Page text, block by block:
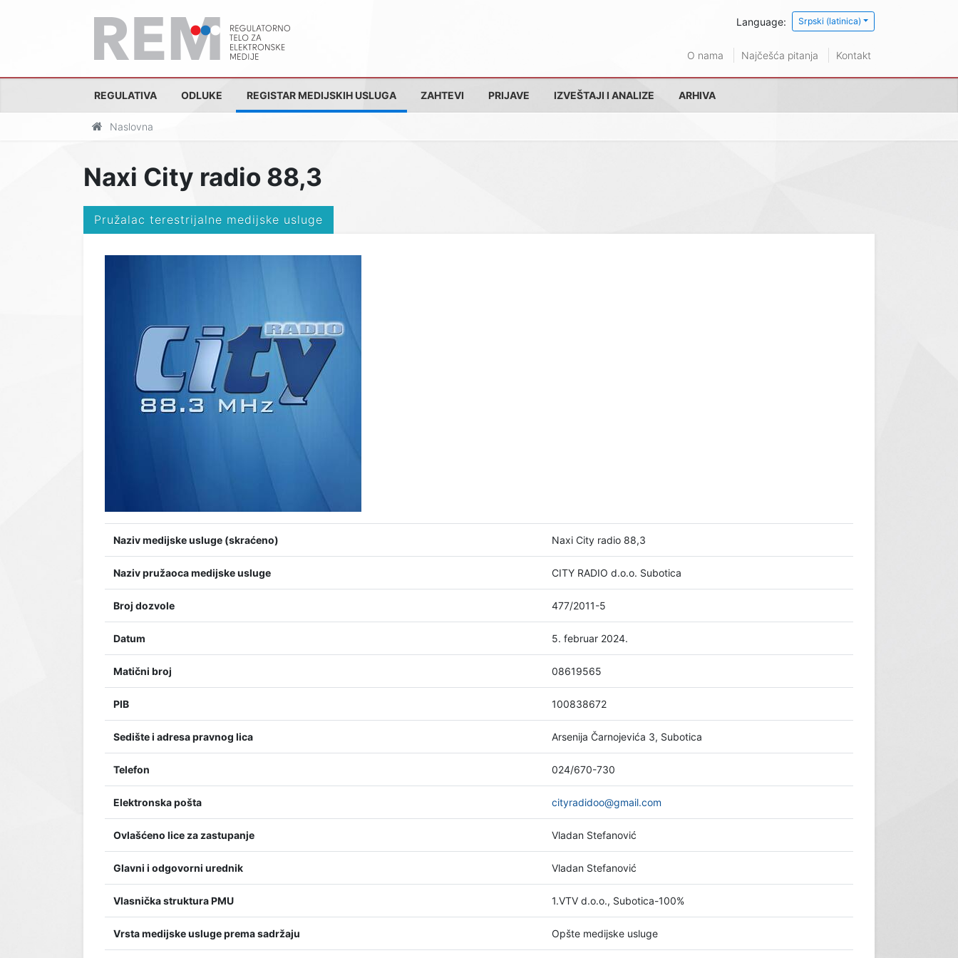
Language: Srpski (latinica)
O nama Najčešća pitanja Kontakt
REGULATIVA ODLUKE REGISTAR MEDIJSKIH USLUGA ZAHTEVI PRIJAVE IZVEŠTAJI I ANALIZE ARHIVA
Naslovna
Naxi City radio 88,3
Pružalac terestrijalne medijske usluge
Naziv medijske usluge (skraćeno) Naxi City radio 88,3
Naziv pružaoca medijske usluge CITY RADIO d.o.o. Subotica
Broj dozvole 477/2011-5
Datum 5. februar 2024.
Matični broj 08619565
PIB 100838672
Sedište i adresa pravnog lica Arsenija Čarnojevića 3, Subotica
Telefon 024/670-730
Elektronska pošta cityradidoo@gmail.com
Ovlašćeno lice za zastupanje Vladan Stefanović
Glavni i odgovorni urednik Vladan Stefanović
Vlasnička struktura PMU 1.VTV d.o.o., Subotica-100%
Vrsta medijske usluge prema sadržaju Opšte medijske usluge